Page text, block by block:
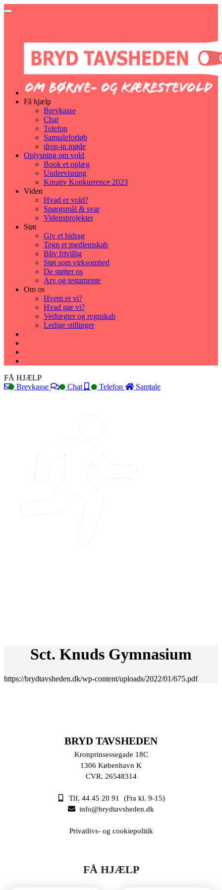
Få hjælp
Brevkasse
Chat
Telefon
Samtaleforløb
drop-in møde
Oplysning om vold
Book et oplæg
Undervisning
Kreativ Konkurrence 2023
Viden
Hvad er vold?
Spørgsmål & svar
Vidensprojekter
Støt
Giv et bidrag
Tegn et medlemskab
Bliv frivillig
Støt som virksomhed
De støtter os
Arv og testamente
Om os
Hvem er vi?
Hvad gør vi?
Vedtægter og regnskab
Ledige stillinger
FÅ HJÆLP
Brevkasse
Chat Telefon Samtale
Sct. Knuds Gymnasium
https://brydtavsheden.dk/wp-content/uploads/2022/01/675.pdf
BRYD TAVSHEDEN
Kronprinsessegade 18C
1306 København K
CVR. 26548314
Tlf. 44 45 20 91
(Fra kl. 9-15)
info@brydtavsheden.dk
Privatlivs- og cookiepolitik
FÅ HJÆLP